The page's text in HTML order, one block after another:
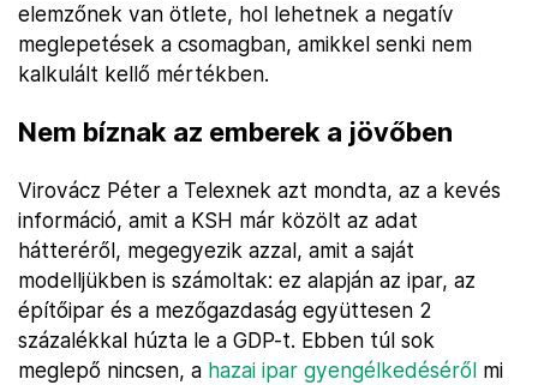
elemzőnek van ötlete, hol lehetnek a negatív
meglepetések a csomagban, amikkel senki nem
kalkulált kellő mértékben.
Nem bíznak az emberek a jövőben
Virovácz Péter a Telexnek azt mondta, az a kevés
információ, amit a KSH már közölt az adat
hátteréről, megegyezik azzal, amit a saját
modelljükben is számoltak: ez alapján az ipar, az
építőipar és a mezőgazdaság együttesen 2
százalékkal húzta le a GDP-t. Ebben túl sok
meglepő nincsen, a hazai ipar gyengélkedéséről mi